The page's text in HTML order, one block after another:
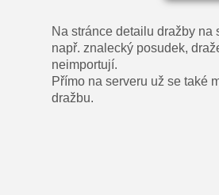
Na stránce detailu dražby
např. znalecký posudek,
neimportují.
Přímo na serveru už se také
dražbu.